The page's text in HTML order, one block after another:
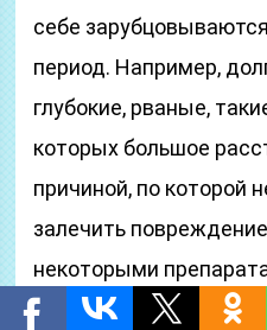
себе
период. Например,
глубокие, рваные,
которых большое
причиной, по которой
залечить
некоторыми
аспирином или